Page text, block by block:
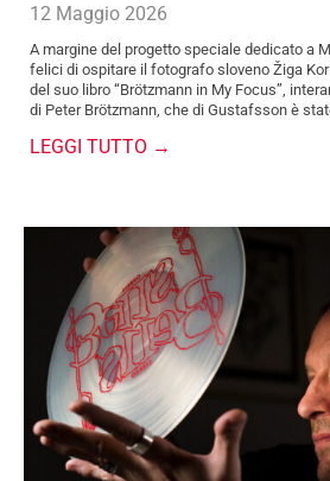
12 Maggio 2026
A margine del progetto speciale dedicato a
felici di ospitare il fotografo sloveno Žiga
del suo libro “Brötzmann in My Focus”,
di Peter Brötzmann, che di Gustafsson è
LEGGI TUTTO →